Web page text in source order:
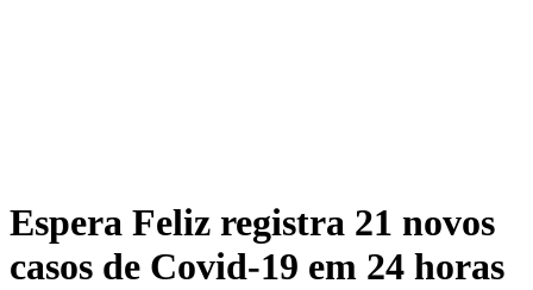
Espera Feliz registra 21 novos
casos de Covid-19 em 24 horas